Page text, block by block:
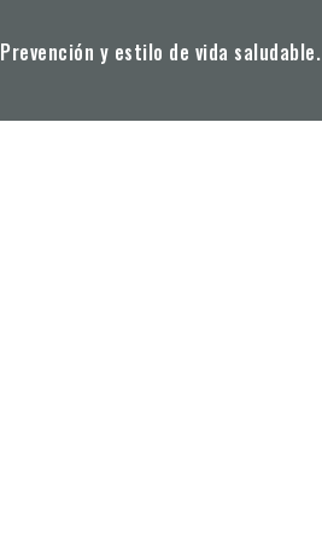
Prevención y estilo de vida saludable.